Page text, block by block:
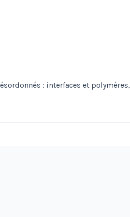
: interfaces et polymères,